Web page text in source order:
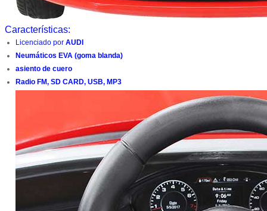
Características:
Licenciado por AUDI
Neumáticos EVA (goma blanda)
asiento de cuero
Radio FM, SD CARD, USB, MP3